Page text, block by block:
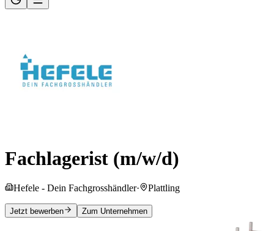
Fachlagerist (m/w/d)
Hefele - Dein Fachgrosshändler· Plattling
Jetzt bewerben Zum Unternehmen